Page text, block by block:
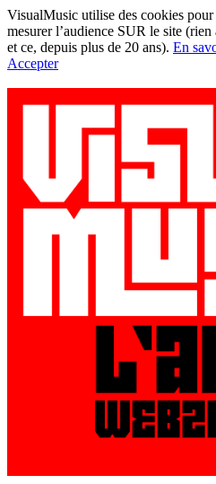
VisualMusic utilise des cookies
mesurer l’audience SUR le site
et ce, depuis plus de 20 ans). En
Accepter